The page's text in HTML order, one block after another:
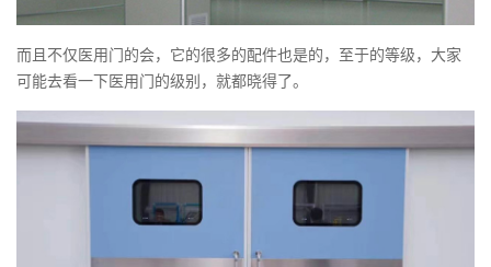
而且不仅医用门的会，它的很多的配件也是的，至于的等级，大家
可能去看一下医用门的级别，就都晓得了。